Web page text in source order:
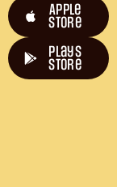
Apple
Store
plays
store